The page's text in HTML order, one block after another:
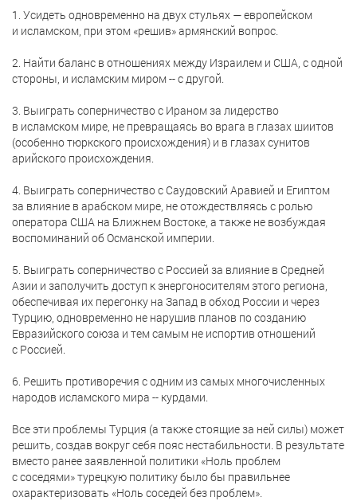
1. Усидеть одновременно на двух стульях — европейском
и исламском, при этом «решив» армянский вопрос.
2. Найти баланс в отношениях между Израилем и США, с одной
стороны, и исламским миром -- с другой.
3. Выиграть соперничество с Ираном за лидерство
в исламском мире, не превращаясь во врага в глазах шиитов
(особенно тюркского происхождения) и в глазах сунитов
арийского происхождения.
4. Выиграть соперничество с Саудовский Аравией и Египтом
за влияние в арабском мире, не отождествляясь с ролью
оператора США на Ближнем Востоке, а также не возбуждая
воспоминаний об Османской империи.
5. Выиграть соперничество с Россией за влияние в Средней
Азии и заполучить доступ к энергоносителям этого региона,
обеспечивая их перегонку на Запад в обход России и через
Турцию, одновременно не нарушив планов по созданию
Евразийского союза и тем самым не испортив отношений
с Россией.
6. Решить противоречия с одним из самых многочисленных
народов исламского мира -- курдами.
Все эти проблемы Турция (а также стоящие за ней силы) может
решить, создав вокруг себя пояс нестабильности. В результате
вместо ранее заявленной политики «Ноль проблем
с соседями» турецкую политику было бы правильнее
охарактеризовать «Ноль соседей без проблем».